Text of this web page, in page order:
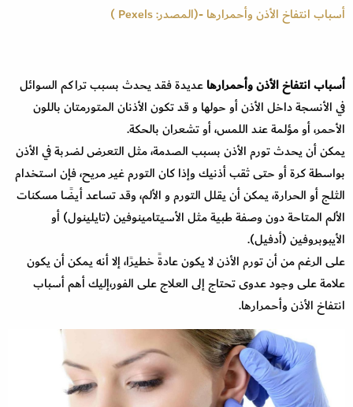
أسباب انتفاخ الأذن وأحمرارها -(المصدر: Pexels )
أسباب انتفاخ الأذن وأحمرارهاعديدة فقد يحدث بسبب تراكم السوائل
في الأنسجة داخل الأذن أو حولها و قد تكون الأذنان المتورمتان باللون
الأحمر، أو مؤلمة عند اللمس، أو تشعران بالحكة.
يمكن أن يحدث تورم الأذن بسبب الصدمة، مثل التعرض لضربة في الأذن
بواسطة كرة أو حتى ثقب أذنيك وإذا كان التورم غير مريح، فإن استخدام
الثلج أو الحرارة، يمكن أن يقلل التورم و الألم، وقد تساعد أيضًا مسكنات
الألم المتاحة دون وصفة طبية مثل الأسيتامينوفين (تايلينول) أو
الأيبوبروفين (أدفيل).
على الرغم من أن تورم الأذن لا يكون عادةً خطيرًا، إلا أنه يمكن أن يكون
علامة على وجود عدوى تحتاج إلى العلاج على الفور،إليك أهم أسباب
انتفاخ الأذن وأحمرارها.